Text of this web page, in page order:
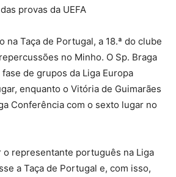
provas da UEFA
na Taça de Portugal, a 18.ª do clube
no Minho. O Sp. Braga
de grupos da Liga Europa
enquanto o Vitória de Guimarães
Conferência com o sexto lugar no
o representante português na Liga
a Taça de Portugal e, com isso,